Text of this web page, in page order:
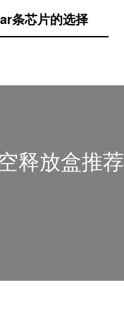
条芯片的选择
释放盒推荐